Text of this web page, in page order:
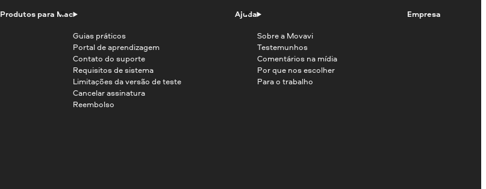
Produtos para Mac
Ajuda
Guias práticos
Portal de aprendizagem
Contato do suporte
Requisitos de sistema
Limitações da versão de teste
Cancelar assinatura
Reembolso
Empresa
Sobre a Movavi
Testemunhos
Comentários na mídia
Por que nos escolher
Para o trabalho